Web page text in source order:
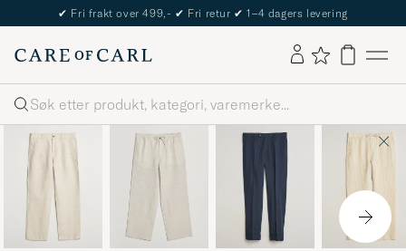
The Care of Carl Passport
Søk